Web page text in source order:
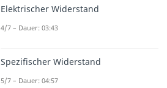
Elektrischer Widerstand
4/7 – Dauer: 03:43
Spezifischer Widerstand
5/7 – Dauer: 04:57